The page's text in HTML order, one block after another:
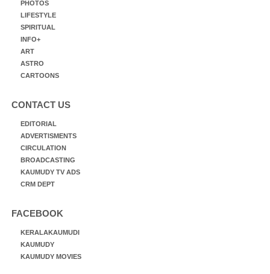
PHOTOS
LIFESTYLE
SPIRITUAL
INFO+
ART
ASTRO
CARTOONS
CONTACT US
EDITORIAL
ADVERTISMENTS
CIRCULATION
BROADCASTING
KAUMUDY TV ADS
CRM DEPT
FACEBOOK
KERALAKAUMUDI
KAUMUDY
KAUMUDY MOVIES